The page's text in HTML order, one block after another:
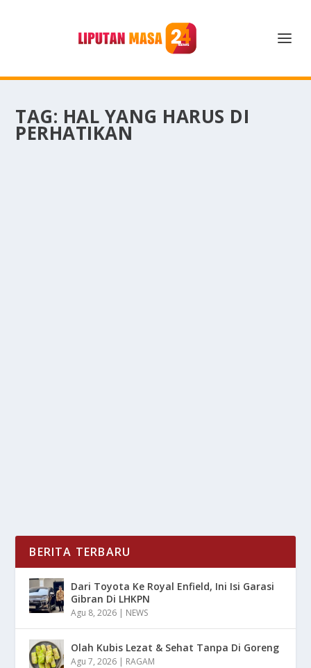
TAG: HAL YANG HARUS DI
PERHATIKAN
BERITA TERBARU
Dari Toyota Ke Royal Enfield, Ini Isi Garasi
Gibran Di LHKPN
Agu 8, 2026 | NEWS
Olah Kubis Lezat & Sehat Tanpa Di Goreng
Agu 7, 2026 | RAGAM